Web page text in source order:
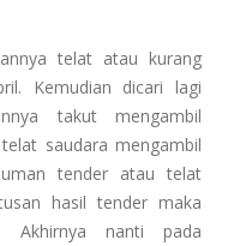
telat atau kurang
Kemudian dicari lagi
takut mengambil
saudara mengambil
tender atau telat
hasil tender maka
Akhirnya nanti pada